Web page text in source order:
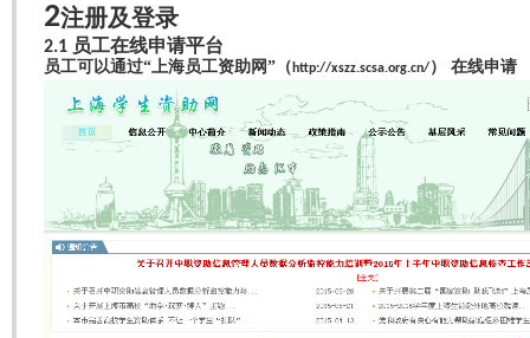
2注册及登录
2.1 员工在线申请平台
员工可以通过“上海员工资助网”（ http://xszz.scsa.org.cn/） 在线申请